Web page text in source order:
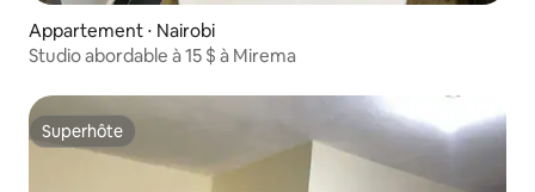
Appartement ⋅ Nairobi
Studio abordable à 15 $ à Mirema
Superhôte
Superhôte